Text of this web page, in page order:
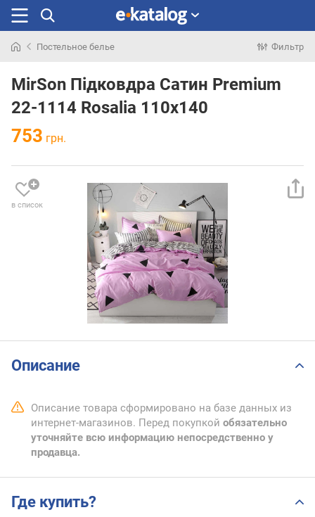
раньше
Постельное белье Фильтр
MirSon Підковдра Сатин Premium
22-1114 Rosalia 110x140
753 грн.
в список
Описание
Описание товара сформировано на базе данных из
интернет-магазинов. Перед покупкой обязательно
уточняйте всю информацию непосредственно у
продавца.
Где купить?